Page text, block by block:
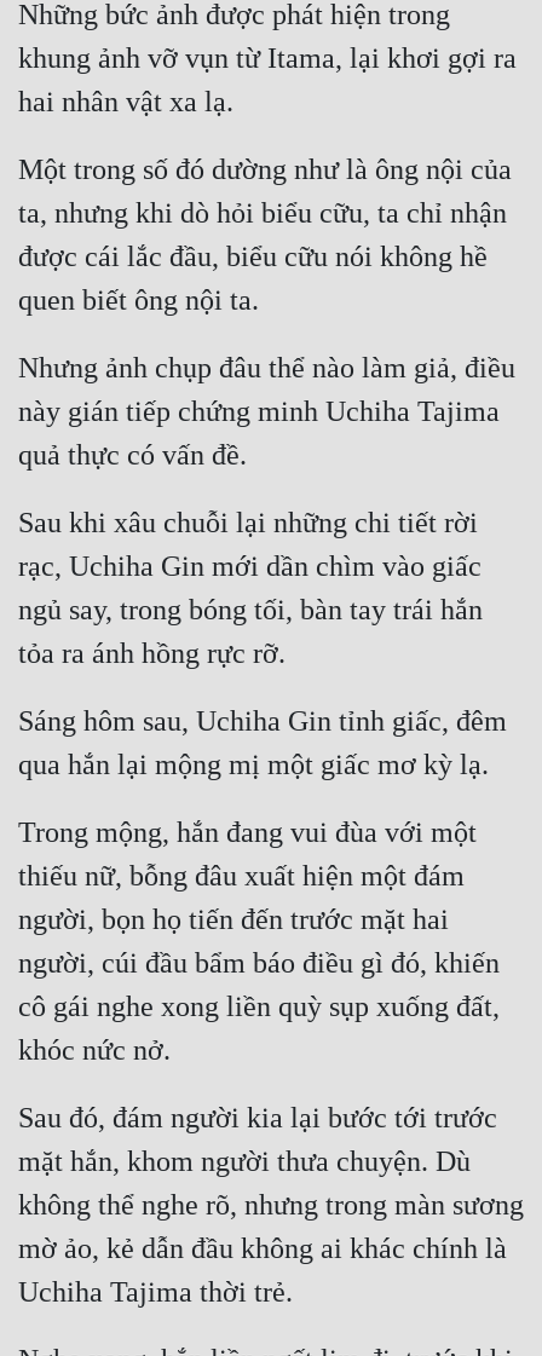
Đẹp
Đẹp Hiệp
Tính Cách Nhân Vật :
Cơ Trí
Sát Phạt Quyết Đoán
Vô Sỉ
Điềm Đạm
Những bức ảnh được phát hiện trong
khung ảnh vỡ vụn từ Itama, lại khơi gợi ra
Một trong số đó dường như là ông nội của
ta, nhưng khi dò hỏi biểu cữu, ta chỉ nhận
được cái lắc đầu, biểu cữu nói không hề
Nhưng ảnh chụp đâu thể nào làm giả, điều
này gián tiếp chứng minh Uchiha Tajima
Sau khi xâu chuỗi lại những chi tiết rời
rạc, Uchiha Gin mới dần chìm vào giấc
ngủ say, trong bóng tối, bàn tay trái hắn
Sáng hôm sau, Uchiha Gin tỉnh giấc, đêm
Trong mộng, hắn đang vui đùa với một
thiếu nữ, bỗng đâu xuất hiện một đám
người, bọn họ tiến đến trước mặt hai
người, cúi đầu bẩm báo điều gì đó, khiến
cô gái nghe xong liền quỳ sụp xuống đất,
Sau đó, đám người kia lại bước tới trước
mặt hắn, khom người thưa chuyện. Dù
không thể nghe rõ, nhưng trong màn sương
mờ ảo, kẻ dẫn đầu không ai khác chính là